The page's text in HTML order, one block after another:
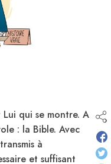
Lui qui se montre. A
: la Bible. Avec
à
et suffisant